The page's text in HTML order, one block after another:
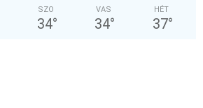
SZO
34°
VAS
34°
HÉT
37°